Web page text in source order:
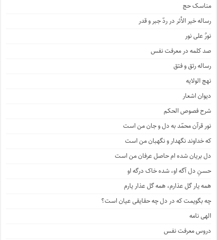
مناسک حج
رساله خیر الأثر در ردّ جبر و قدر
نورٌ علی نور
صد کلمه در معرفت نفس
رساله رتق و فتق
نهج الولایه
دیوان اشعار
شرح فصوص الحکم
نور قرآن محمّد به دل و جان من است
که خداوند نگهدار و نگهبان من است
دل بریان شده ام حاصل عرفان من است
حسنِ دل آگه او، شده خاک درگه او
همه یار گل عذارم، همه گل عذار یارم
چه بگویمت که در دل چه حقایقی عیان است؟
الهی نامه
دروس معرفت نفس